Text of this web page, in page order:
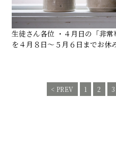
生徒さん各位 ・４月日の「非
を４月８日～５月６日までお
< PREV 1 2 3